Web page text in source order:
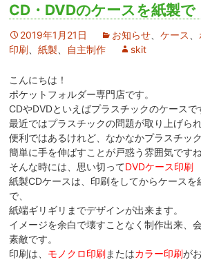
CD・DVDのケースを紙製で
2019年1月21日 お知らせ 、ケース
印刷 、紙製 自主制作 skit
こんにちは！
ポケットフォルダー専門店です。
CDやDVDといえばプラスチックのケースで
最近ではプラスチックの問題が取り上げら
便利ではあるけれど、なかなかプラスチッ
簡単に手を伸ばすことが戸惑う雰囲気ですね
そんな時には、思い切ってDVDケース印刷
紙製CDケースは、印刷をしてからケースを
で、
紙端ギリギリまでデザインが出来ます。
イメージを余白で壊すことなく制作出来、
素敵です。
印刷は、 モノクロ印刷またはカラー印刷が